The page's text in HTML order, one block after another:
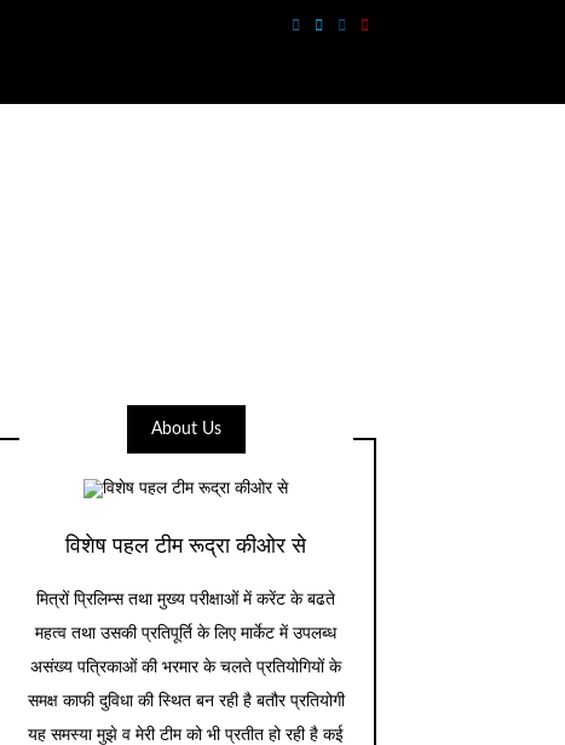
About Us
विशेष पहल टीम रूद्रा कीओर से
मित्रों प्रिलिम्स तथा मुख्य परीक्षाओं में करेंट के बढते
महत्व तथा उसकी प्रतिपूर्ति के लिए मार्केट में उपलब्ध
असंख्य पत्रिकाओं की भरमार के चलते प्रतियोगियों के
समक्ष काफी दुविधा की स्थित बन रही है बतौर प्रतियोगी
यह समस्या मुझे व मेरी टीम को भी प्रतीत हो रही है कई